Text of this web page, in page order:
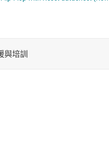
電池管理 IC 計數器